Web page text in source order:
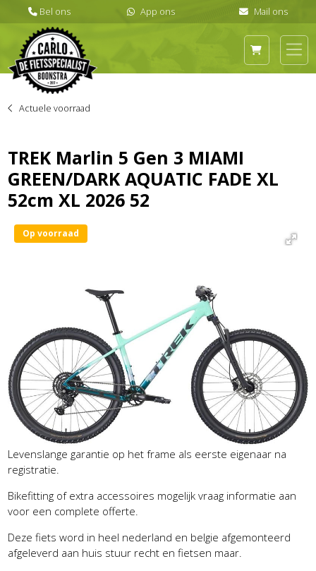
Actuele voorraad
TREK Marlin 5 Gen 3 MIAMI
GREEN/DARK AQUATIC FADE XL
52cm XL 2026 52
Op voorraad
Levenslange garantie op het frame als eerste eigenaar na
registratie.
Bikefitting of extra accessoires mogelijk vraag informatie aan
voor een complete offerte.
Deze fiets word in heel nederland en belgie afgemonteerd
afgeleverd aan huis stuur recht en fietsen maar.